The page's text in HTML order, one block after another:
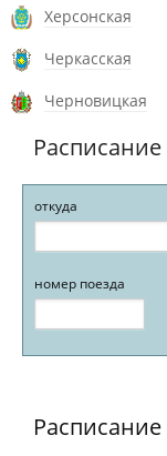
Херсонская
Черкасская
Черновицкая
откуда
номер поезда